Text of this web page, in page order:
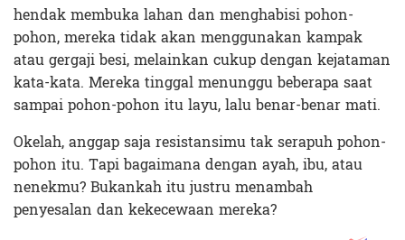
hendak membuka lahan dan menghabisi pohon-
pohon, mereka tidak akan menggunakan kampak
atau gergaji besi, melainkan cukup dengan kejataman
kata-kata. Mereka tinggal menunggu beberapa saat
sampai pohon-pohon itu layu, lalu benar-benar mati.
Okelah, anggap saja resistansimu tak serapuh pohon-
pohon itu. Tapi bagaimana dengan ayah, ibu, atau
nenekmu? Bukankah itu justru menambah
penyesalan dan kekecewaan mereka?